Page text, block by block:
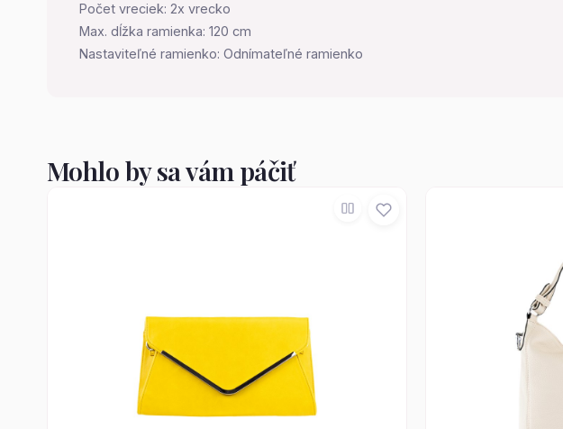
Počet vreciek: 2x vrecko
Max. dĺžka ramienka: 120 cm
Nastaviteľné ramienko: Odnímateľné ramienko
Mohlo by sa vám páčiť